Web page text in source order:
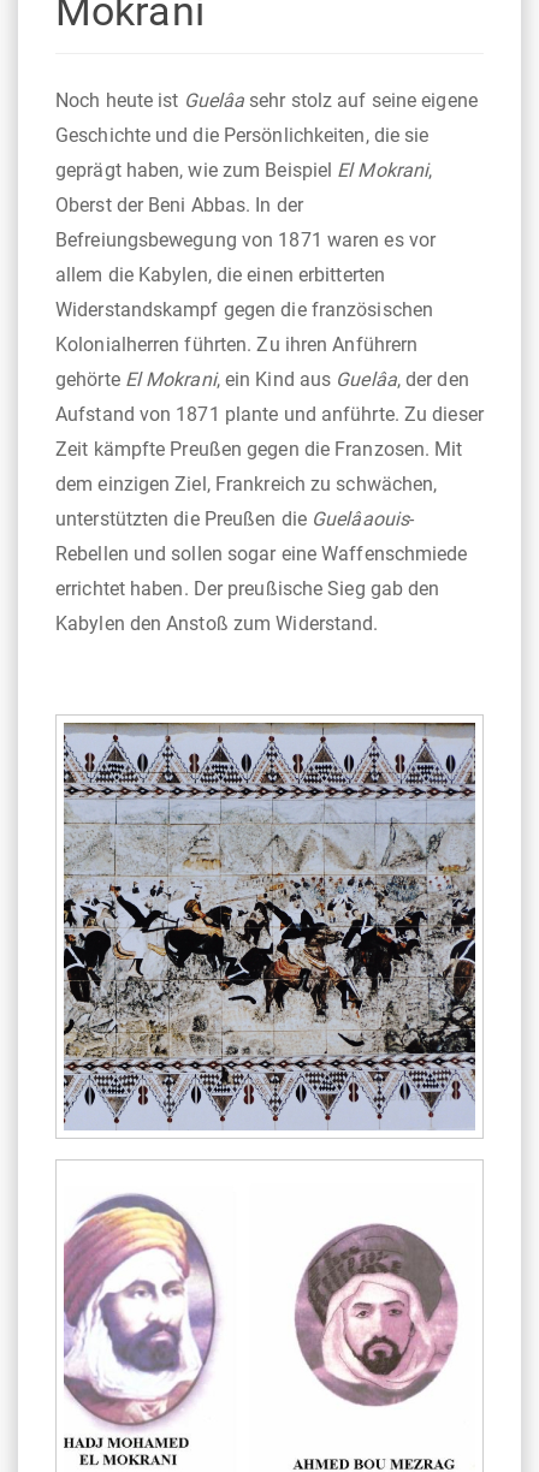
Mokrani
Noch heute ist Guelâa sehr stolz auf seine eigene
Geschichte und die Persönlichkeiten, die sie
geprägt haben, wie zum Beispiel El Mokrani,
Oberst der Beni Abbas. In der
Befreiungsbewegung von 1871 waren es vor
allem die Kabylen, die einen erbitterten
Widerstandskampf gegen die französischen
Kolonialherren führten. Zu ihren Anführern
gehörte El Mokrani, ein Kind aus Guelâa, der den
Aufstand von 1871 plante und anführte. Zu dieser
Zeit kämpfte Preußen gegen die Franzosen. Mit
dem einzigen Ziel, Frankreich zu schwächen,
unterstützten die Preußen die Guelâaouis-
Rebellen und sollen sogar eine Waffenschmiede
errichtet haben. Der preußische Sieg gab den
Kabylen den Anstoß zum Widerstand.